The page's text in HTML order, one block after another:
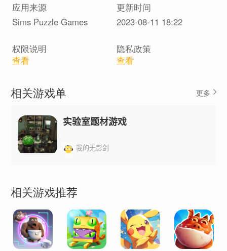
班班、皮卡丘、巨无霸乔希、熊猫、胡萝卜等。
独特的外观：每个合成生物都是独一无二的，就像
叹无尽的可能性。
令人惊叹的智能算法：你可以反复尝试不同的组
你在每次实验中都感到惊讶，每个结果都会给你带
愉快的游戏体验：这个游戏不仅操作简单，而且每
次都会有新的融合动物出现，因此你永远不会无
聊。
【游戏玩法】
选择有趣的物种：无论你是马桶人、波比的游戏时
间，还是动物、水果、蔬菜，只要你好奇它们的融
合效果，就快来挑选吧！
等待 AI 高级算法的神奇表现：我们的聪明人工智能
应用来源
更新时间
Sims Puzzle Games
2023-08-11 18:22
权限说明
查看
隐私政策
查看
相关游戏单 更多
实验室题材游戏
我的无影剑
相关游戏推荐